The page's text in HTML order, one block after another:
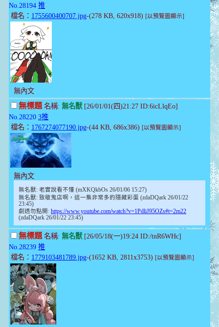
No.28194 推
檔名： 1755600400707.jpg-(278 KB, 620x918) [以預覽圖顯示]
無內文
無標題名稱: 無名獸[26/01/01(四)21:27 ID:6icLlqEo]
No.28220 3推
檔名： 1767274077190.jpg-(44 KB, 686x386) [以預覽圖顯示]
無內文
無名獸: 老實說看不懂 (mXKQkbOs 26/01/06 15:27)
無名獸: 致敬鬼店啊，這一集非常多的隱藏彩蛋 (zdaDQark 26/01/22
23:45)
劇透勿點開: https://www.youtube.com/watch?v=1PdliJ95OZs#t=2m22
(zdaDQark 26/01/22 23:45)
無標題名稱: 無名獸[26/05/18(一)19:24 ID:/tnR6WHc]
No.28239 推
檔名： 1779103481789.jpg-(1652 KB, 2811x3753) [以預覽圖顯示]